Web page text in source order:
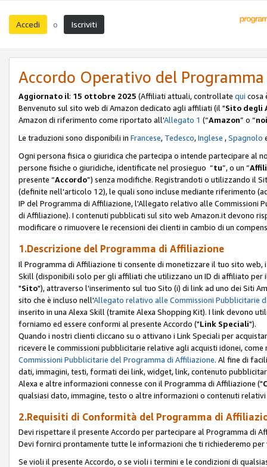
Accedi o Iscriviti
Accordo Operativo del
Aggiornato il: 15 ottobre 2025 (Affiliati attuali, controllate qui cosa
Benvenuto sul sito web di Amazon dedicato agli affiliati (il "Sito degli
Amazon di riferimento come riportato all'Allegato 1 (“Amazon” o “noi
Le traduzioni sono disponibili in Francese, Tedesco,Inglese ,Spagnolo
Ogni persona fisica o giuridica che partecipa o intende partecipare al
persone fisiche o giuridiche, identificate nel prosieguo “tu”, o un “
presente “Accordo”) senza modifiche. Registrandoti o utilizzando il
(definite nell'articolo 12), le quali sono incluse mediante riferimento
IP del Programma di Affiliazione, l'Allegato relativo alle Commissioni
di Affiliazione). I contenuti pubblicati sul sito web Amazon.it devono
modificare o rimuovere le recensioni dei clienti in cambio di un
1.Descrizione del Programma di Affiliazione
Il Programma di Affiliazione ti consente di monetizzare il tuo sito
Skill (disponibili solo per gli affiliati che utilizzano un ID di affiliato per
"Sito"), attraverso l'inserimento sul tuo Sito (i) di link ad uno dei Siti
sito che è incluso nell'Allegato relativo alle Commissioni Pubblicitarie
inserito in una Alexa Skill (tramite Alexa Shopping Kit). I link devono
forniamo ed essere conformi al presente Accordo ("Link Speciali").
Quando i nostri clienti cliccano su o attivano i Link Speciali per
ricevere le commissioni pubblicitarie relative agli acquisti idonei,
Commissioni Pubblicitarie del Programma di Affiliazione. Al fine di
dati, immagini, testi, formati dei link, widget, link, contenuto
Alexa e altre informazioni connesse con il Programma di Affiliazione ("
qualsiasi dato, immagine, testo o altre informazioni o contenuti
2.Requisiti di Conformità del Programma di
Devi rispettare il presente Accordo per partecipare al Programma di
Devi fornirci prontamente tutte le informazioni che ti richiederemo
Se violi il presente Accordo, o se violi i termini e le condizioni di